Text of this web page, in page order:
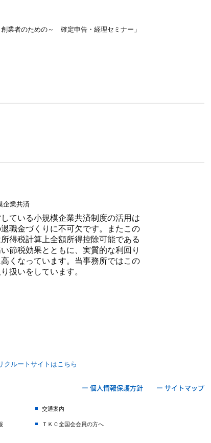
ている小規模企業共済制度の活用は
職金づくりに不可欠です。またこの
得税計算上全額所得控除可能である
節税効果とともに、実質的な利回り
くなっています。当事務所ではこの
扱いをしています。
ー 個人情報保護方針 ー サイトマップ
交通案内
ＴＫＣ全国会会員の方へ